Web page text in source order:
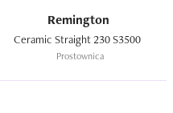
Remington
Prostownica